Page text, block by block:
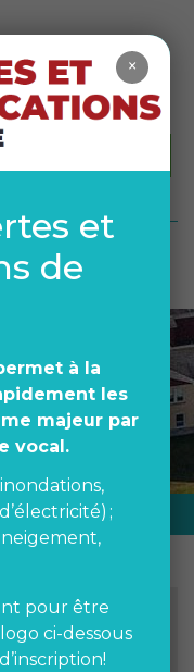
×
et
de
à la
les
majeur par
vocal.
;
pour être
ci-dessous